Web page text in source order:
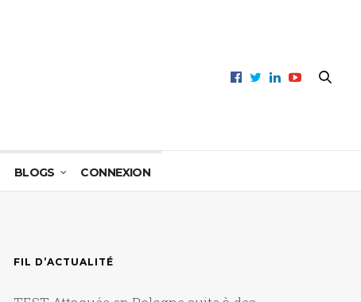
BLOGS CONNEXION
FIL D’ACTUALITÉ